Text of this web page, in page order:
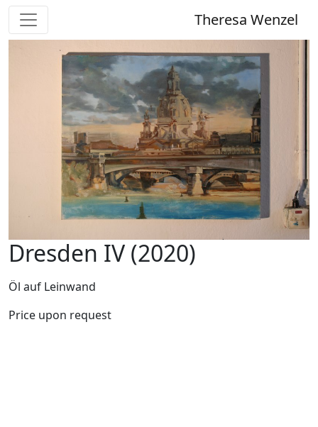
Theresa Wenzel
Dresden IV (2020)
Öl auf Leinwand
Price upon request